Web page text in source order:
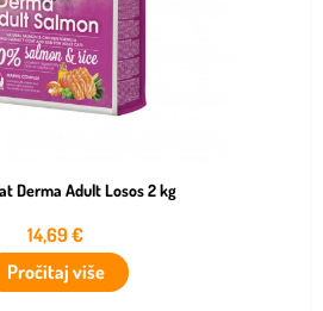
Derma Adult Losos 2 kg
14,69€
Pročitaj više